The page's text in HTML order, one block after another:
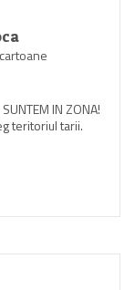
IN ZONA!
teritoriul tarii.